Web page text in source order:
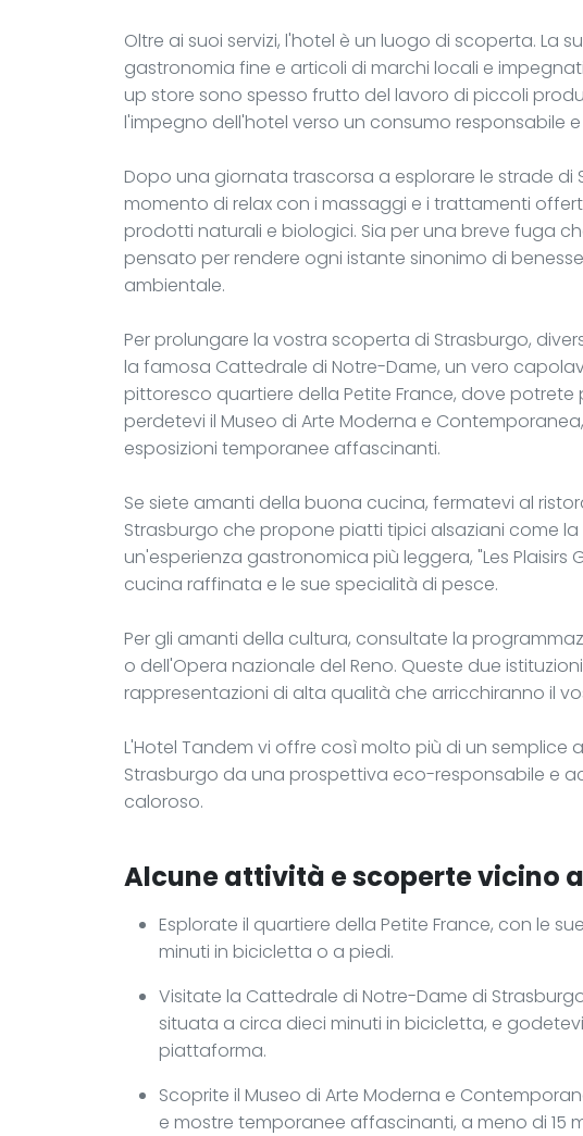
Oltre ai suoi servizi, l'hotel è un luogo di scoperta. La
gastronomia fine e articoli di marchi locali e
up store sono spesso frutto del lavoro di piccoli
l'impegno dell'hotel verso un consumo responsabile
Dopo una giornata trascorsa a esplorare le strade di
momento di relax con i massaggi e i trattamenti
prodotti naturali e biologici. Sia per una breve fuga
pensato per rendere ogni istante sinonimo di
ambientale.
Per prolungare la vostra scoperta di Strasburgo,
la famosa Cattedrale di Notre-Dame, un vero
pittoresco quartiere della Petite France, dove potrete
perdetevi il Museo di Arte Moderna e
esposizioni temporanee affascinanti.
Se siete amanti della buona cucina, fermatevi al
Strasburgo che propone piatti tipici alsaziani come
un'esperienza gastronomica più leggera, "Les Plaisirs
cucina raffinata e le sue specialità di pesce.
Per gli amanti della cultura, consultate la
o dell'Opera nazionale del Reno. Queste due
rappresentazioni di alta qualità che arricchiranno il
L'Hotel Tandem vi offre così molto più di un semplice
Strasburgo da una prospettiva eco-responsabile e
caloroso.
Alcune attività e scoperte vicino
Esplorate il quartiere della Petite France, con le
minuti in bicicletta o a piedi.
Visitate la Cattedrale di Notre-Dame di
situata a circa dieci minuti in bicicletta, e
piattaforma.
Scoprite il Museo di Arte Moderna e
e mostre temporanee affascinanti, a meno di 15